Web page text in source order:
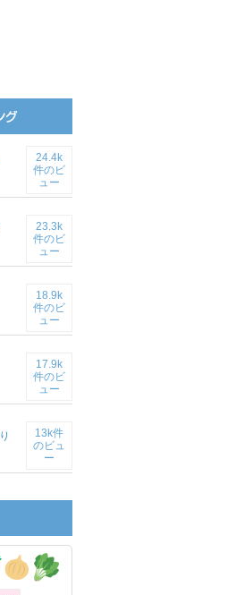
24.4k
件のビ
ュー
23.3k
件のビ
ュー
18.9k
件のビ
ュー
17.9k
件のビ
ュー
13k件
のビュ
ー